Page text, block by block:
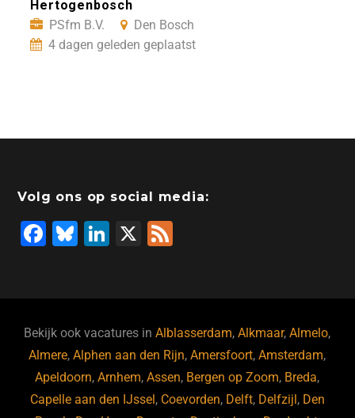
Hertogenbosch
PSfm B.V.
Den Bosch
4 dagen geleden geplaatst
Volg ons op social media:
F
b
o
o
k
Bl
ky
Li
dI
n
X
Bekijk ook vacatures inAlblasserdam,Alkmaar,Almelo,
Almere,Alphen aan den Rijn,Amersfoort,Amsterdam,
Apeldoorn,Arnhem,Assen, Bergen op Zoom, Breda,
Capelle aan den IJssel, Coevorden, Delft, Delfzijl, Den